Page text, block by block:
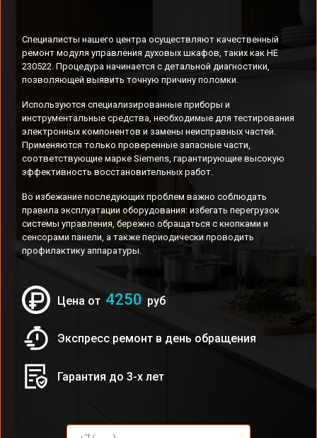
Специалисты нашего центра осуществляют качественный
ремонт модуля управления духовых шкафов, таких как HE
230522. Процедура начинается с детальной диагностики,
позволяющей выявить точную причину поломки.
Используются специализированные приборы и
инструментальные средства, необходимые для тестирования
электронных компонентов и замены неисправных частей.
Применяются только проверенные запасные части,
соответствующие марке Siemens, гарантирующие высокую
эффективность восстановительных работ.
Во избежание последующих проблем важно соблюдать
правила эксплуатации оборудования: избегать перегрузок
системы управления, бережно обращаться с кнопками и
сенсорами панели, а также периодически проводить
профилактику аппаратуры.
Цена от 4250 руб
Экспресс ремонт в день обращения
Гарантия до 3-х лет